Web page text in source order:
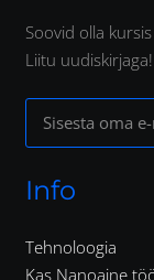
Soovid olla
Liitu uudiskirjaga!
Info
Tehnoloogia
Kas Nanoaine